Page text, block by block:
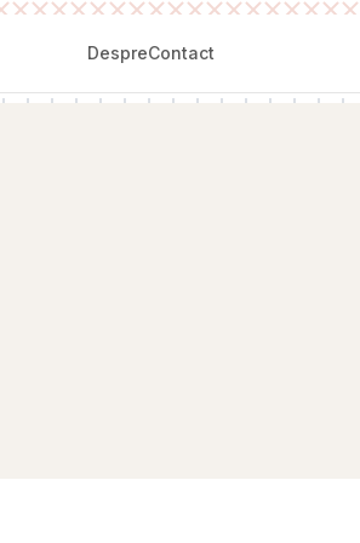
DespreContact